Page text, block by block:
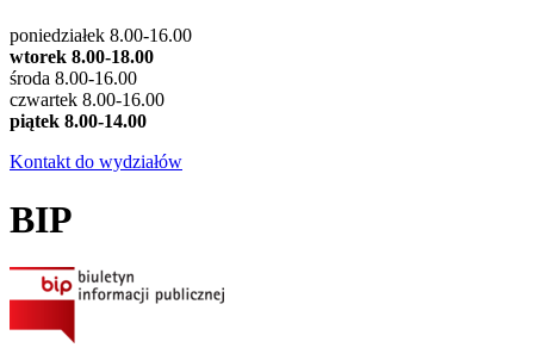
poniedziałek 8.00-16.00
wtorek 8.00-18.00
środa 8.00-16.00
czwartek 8.00-16.00
piątek 8.00-14.00
Kontakt do wydziałów
BIP